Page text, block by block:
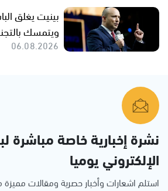
بينيت يغلق
ويتمسك
06.08.2026
نشرة إخبارية خاصة مباشرة
الإلكتروني يوميا
استلم اشعارات وأخبار حصرية ومقالات